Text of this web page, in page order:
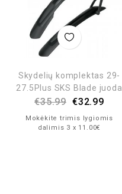
Skydelių komplektas 29-
27.5Plus SKS Blade juoda
€35.99 €32.99
Mokėkite trimis lygiomis
dalimis 3 x 11.00€